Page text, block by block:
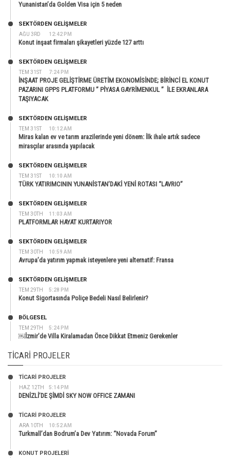
Yunanistan’da Golden Visa için 5 neden
AĞU 3RD 12:42 PM
SEKTÖRDEN GELIŞMELER
Konut inşaat firmaları şikayetleri yüzde 127 arttı
TEM 31ST 7:24 PM
SEKTÖRDEN GELIŞMELER
İNŞAAT PROJE GELİŞTİRME ÜRETİM EKONOMİSİNDE; BİRİNCİ EL KONUT
PAZARINI GPPS PLATFORMU ” PİYASA GAYRİMENKUL ” İLE EKRANLARA
TAŞIYACAK
TEM 31ST 10:12 AM
SEKTÖRDEN GELIŞMELER
Miras kalan ev ve tarım arazilerinde yeni dönem: İlk ihale artık sadece
mirasçılar arasında yapılacak
TEM 31ST 10:10 AM
SEKTÖRDEN GELIŞMELER
TÜRK YATIRIMCININ YUNANİSTAN’DAKİ YENİ ROTASI “LAVRIO”
TEM 30TH 11:03 AM
SEKTÖRDEN GELIŞMELER
PLATFORMLAR HAYAT KURTARIYOR
TEM 30TH 10:59 AM
SEKTÖRDEN GELIŞMELER
Avrupa’da yatırım yapmak isteyenlere yeni alternatif: Fransa
TEM 29TH 5:28 PM
SEKTÖRDEN GELIŞMELER
Konut Sigortasında Poliçe Bedeli Nasıl Belirlenir?
TEM 29TH 5:24 PM
BÖLGESEL
￼İzmir’de Villa Kiralamadan Önce Dikkat Etmeniz Gerekenler
TICARI PROJELER
HAZ 12TH 5:14 PM
TİCARİ PROJELER
DENİZLİ’DE ŞİMDİ SKY NOW OFFICE ZAMANI
ARA 10TH 10:52 AM
TİCARİ PROJELER
Turkmall’dan Bodrum’a Dev Yatırım: “Novada Forum”
KONUT PROJELERI